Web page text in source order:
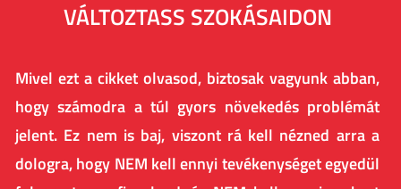
VÁLTOZTASS SZOKÁSAIDON
Mivel ezt a cikket olvasod, biztosak vagyunk abban,
hogy számodra a túl gyors növekedés problémát
jelent. Ez nem is baj, viszont rá kell nézned arra a
dologra, hogy NEM kell ennyi tevékenységet egyedül